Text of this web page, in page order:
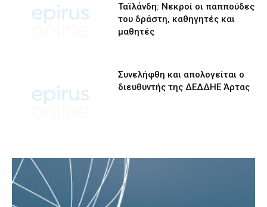
Ταϊλάνδη: Νεκροί οι παππούδες
του δράστη, καθηγητές και
μαθητές
Συνελήφθη και απολογείται ο
διευθυντής της ΔΕΔΔΗΕ Άρτας